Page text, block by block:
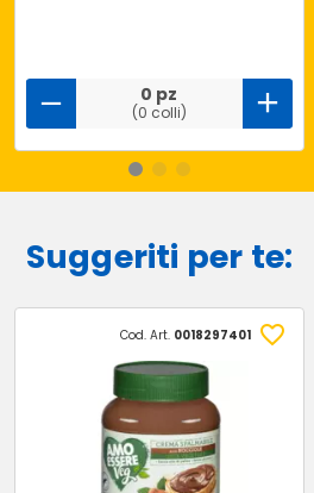
0 pz
(0 colli)
Suggeriti per te:
Cod. Art. 0018297401